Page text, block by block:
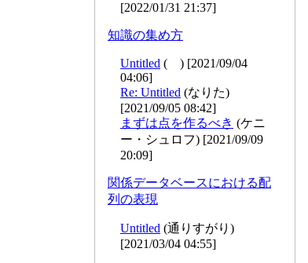
[2022/01/31 21:37]
知識の集め方
Untitled ( ) [2021/09/04
04:06]
Re: Untitled (なりた)
[2021/09/05 08:42]
まずは点を作るべき (ケニ
ー・シュロフ) [2021/09/09
20:09]
関係データベースにおける配
列の表現
Untitled (通りすがり)
[2021/03/04 04:55]